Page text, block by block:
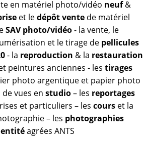
en matériel photo/vidéo neuf&
et ledépôt vente de matériel
SAV photo/vidéo- la vente, le
et le tirage de pellicules
- la reproduction & la restauration
peintures anciennes - les tirages
photo argentique et papier photo
vues en studio– les reportages
et particuliers – les cours et la
– les photographies
agrées ANTS